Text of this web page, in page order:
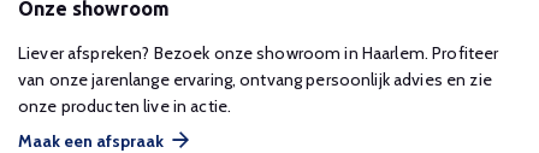
Onze showroom
Liever afspreken? Bezoek onze showroom in Haarlem. Profiteer
van onze jarenlange ervaring, ontvang persoonlijk advies en zie
onze producten live in actie.
Maak een afspraak